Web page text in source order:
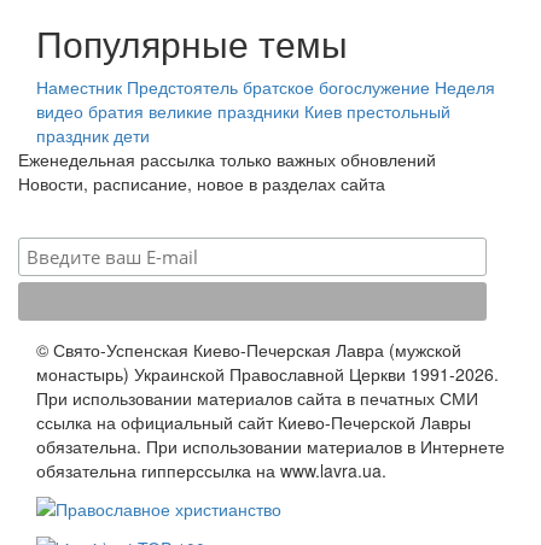
Популярные темы
Наместник Предстоятель братское богослужение Неделя
видео братия великие праздники Киев престольный
праздник дети
Еженедельная рассылка только важных обновлений
Новости, расписание, новое в разделах сайта
© Свято-Успенская Киево-Печерская Лавра (мужской
монастырь) Украинской Православной Церкви 1991-2026.
При использовании материалов сайта в печатных СМИ
ссылка на официальный сайт Киево-Печерской Лавры
обязательна. При использовании материалов в Интернете
обязательна гипперссылка на www.lavra.ua.